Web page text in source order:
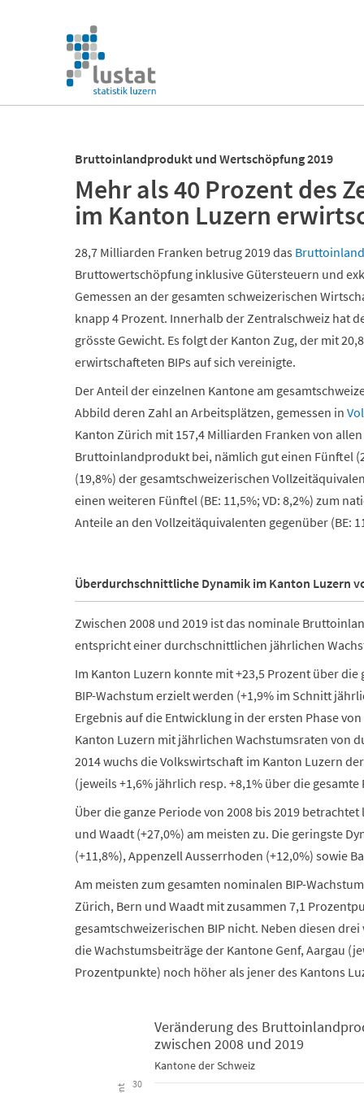
überspringen
Navigation
überspringen
Bruttoinlandprodukt und Wertschöpfung 2019
Mehr als 40 Prozent des
im Kanton Luzern
28,7 Milliarden Franken betrug 2019 das
Bruttowertschöpfung inklusive Gütersteuern und
Gemessen an der gesamten schweizerischen
knapp 4 Prozent. Innerhalb der Zentralschweiz hat
grösste Gewicht. Es folgt der Kanton Zug, der mit
erwirtschafteten BIPs auf sich vereinigte.
Der Anteil der einzelnen Kantone am
Abbild deren Zahl an Arbeitsplätzen, gemessen in
Kanton Zürich mit 157,4 Milliarden Franken von
Bruttoinlandprodukt bei, nämlich gut einen Fünftel
(19,8%) der gesamtschweizerischen
einen weiteren Fünftel (BE: 11,5%; VD: 8,2%) zum
Anteile an den Vollzeitäquivalenten gegenüber (BE:
Überdurchschnittliche Dynamik im Kanton Luzern
Zwischen 2008 und 2019 ist das nominale
entspricht einer durchschnittlichen jährlichen
Im Kanton Luzern konnte mit +23,5 Prozent über
BIP-Wachstum erzielt werden (+1,9% im Schnitt
Ergebnis auf die Entwicklung in der ersten Phase
Kanton Luzern mit jährlichen Wachstumsraten von
2014 wuchs die Volkswirtschaft im Kanton Luzern
(jeweils +1,6% jährlich resp. +8,1% über die gesamte
Über die ganze Periode von 2008 bis 2019
und Waadt (+27,0%) am meisten zu. Die geringste
(+11,8%), Appenzell Ausserrhoden (+12,0%) sowie
Am meisten zum gesamten nominalen BIP-
Zürich, Bern und Waadt mit zusammen 7,1
gesamtschweizerischen BIP nicht. Neben diesen
die Wachstumsbeiträge der Kantone Genf, Aargau
Prozentpunkte) noch höher als jener des Kantons
Veränderung des Bruttoinlandprodukts zu
Veränderung des
zwischen 2008 und 2019
Kantone der Schweiz
30